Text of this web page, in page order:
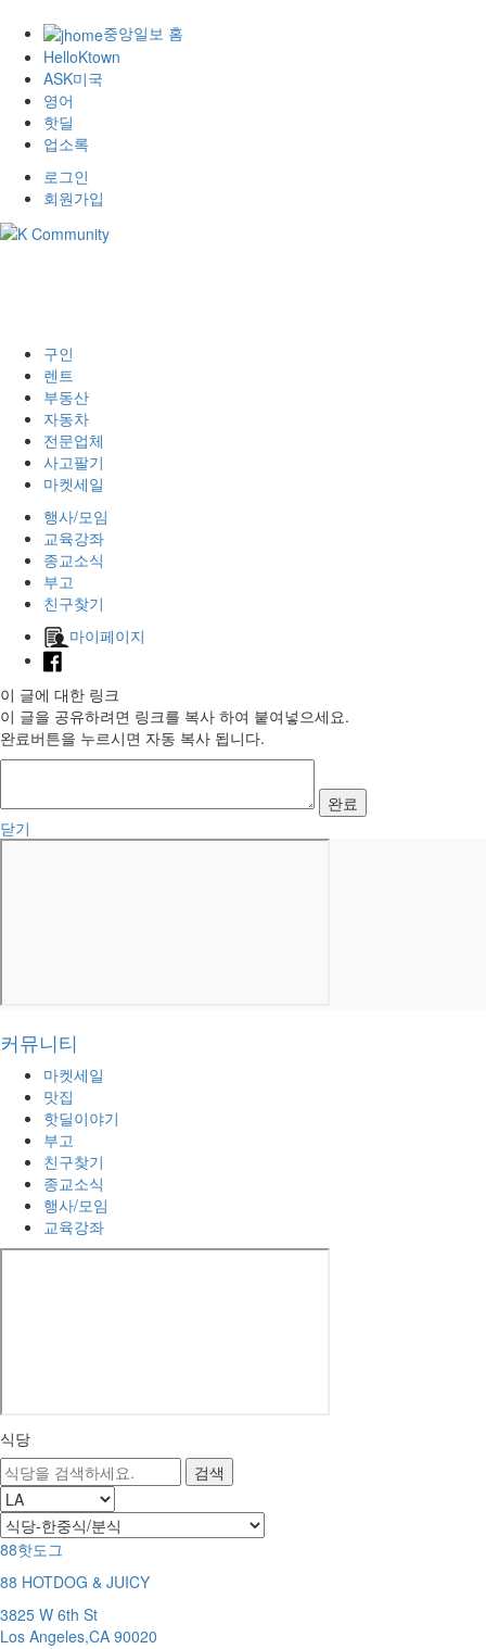
중앙일보 홈
HelloKtown
ASK미국
영어
핫딜
업소록
로그인
회원가입
구인
렌트
부동산
자동차
전문업체
사고팔기
마켓세일
행사/모임
교육강좌
종교소식
부고
친구찾기
마이페이지
이 글에 대한 링크
이 글을 공유하려면 링크를 복사 하여 붙여넣으세요.
완료버튼을 누르시면 자동 복사 됩니다.
완료
닫기
커뮤니티
마켓세일
맛집
핫딜이야기
부고
친구찾기
종교소식
행사/모임
교육강좌
식당
88핫도그
88 HOTDOG & JUICY
3825 W 6th St
Los Angeles,CA 90020